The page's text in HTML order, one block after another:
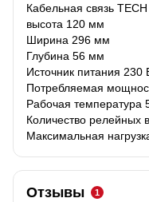
Кабельная связь
высота 120 мм
Ширина 296 мм
Глубина 56 мм
Источник питания 230
Потребляемая
Рабочая температура
Количество релейных
Максимальная
Отзывы 1